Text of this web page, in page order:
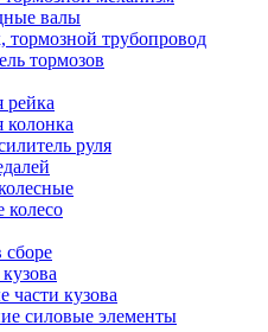
валы
тормозной трубопровод
тормозов
рейка
колонка
руля
колесо
сборе
части кузова
силовые элементы